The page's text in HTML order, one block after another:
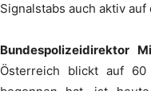
Signalstabs auch aktiv
Bundespolizeidirektor
Österreich blickt auf